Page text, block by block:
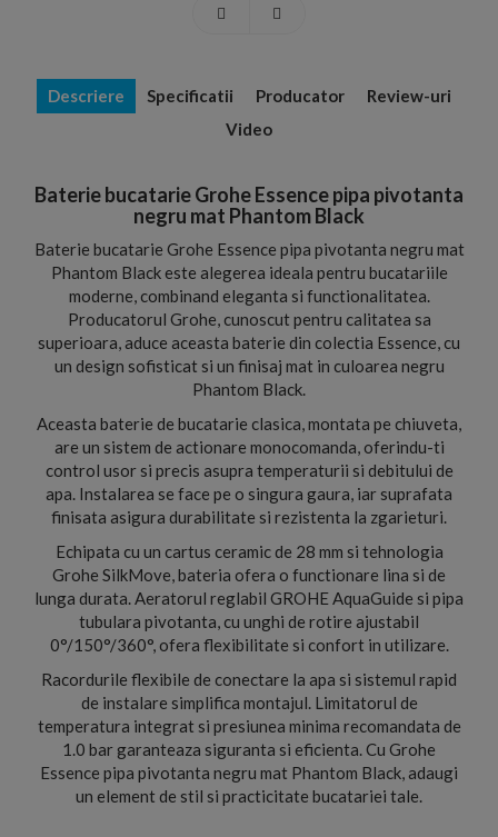
Descriere Specificatii Producator
Review-uri
Video
Baterie bucatarie Grohe Essence pipa pivotanta
negru mat Phantom Black
Baterie bucatarie Grohe Essence pipa pivotanta negru mat
Phantom Black este alegerea ideala pentru bucatariile
moderne, combinand eleganta si functionalitatea.
Producatorul Grohe, cunoscut pentru calitatea sa
superioara, aduce aceasta baterie din colectia Essence, cu
un design sofisticat si un finisaj mat in culoarea negru
Phantom Black.
Aceasta baterie de bucatarie clasica, montata pe chiuveta,
are un sistem de actionare monocomanda, oferindu-ti
control usor si precis asupra temperaturii si debitului de
apa. Instalarea se face pe o singura gaura, iar suprafata
finisata asigura durabilitate si rezistenta la zgarieturi.
Echipata cu un cartus ceramic de 28 mm si tehnologia
Grohe SilkMove, bateria ofera o functionare lina si de
lunga durata. Aeratorul reglabil GROHE AquaGuide si pipa
tubulara pivotanta, cu unghi de rotire ajustabil
0°/150°/360°, ofera flexibilitate si confort in utilizare.
Racordurile flexibile de conectare la apa si sistemul rapid
de instalare simplifica montajul. Limitatorul de
temperatura integrat si presiunea minima recomandata de
1.0 bar garanteaza siguranta si eficienta. Cu Grohe
Essence pipa pivotanta negru mat Phantom Black, adaugi
un element de stil si practicitate bucatariei tale.